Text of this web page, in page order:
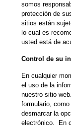
somos
protección de
sitios están
lo cual es
usted está de
Control de su
En cualquier
el uso de la
nuestro sitio
formulario,
desmarcar la
electrónico. En